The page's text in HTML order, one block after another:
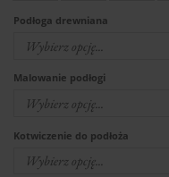
Podłoga drewniana
Malowanie podłogi
Kotwiczenie do podłoża